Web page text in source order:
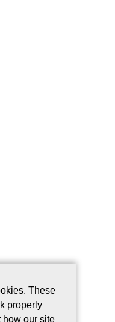
These
properly
how our site